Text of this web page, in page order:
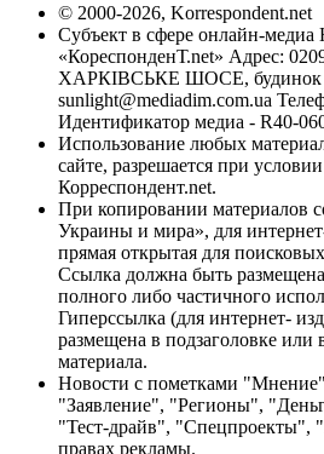
© 2000-2026, Korrespondent.net
Субъект в сфере онлайн-медиа
«КореспонденТ.net» Адрес:
ХАРКІВСЬКЕ ШОСЕ, будинок
sunlight@mediadim.com.ua
Идентификатор медиа - R40-
Использование любых
сайте, разрешается при
Корреспондент.net.
При копировании материалов
Украины и мира», для
прямая открытая для
Ссылка должна быть
полного либо частичного
Гиперссылка (для интернет-
размещена в подзаголовке или
материала.
Новости с пометками
"Заявление", "Регионы",
"Тест-драйв", "Спецпроекты",
правах рекламы.